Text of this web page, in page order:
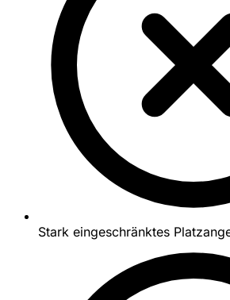
Stark eingeschränktes